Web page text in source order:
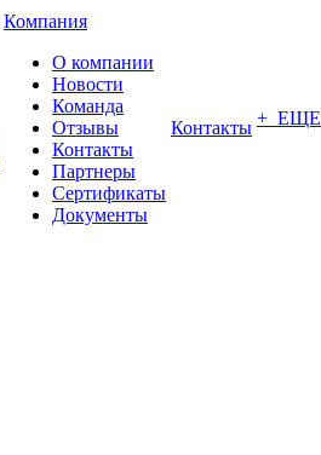
Компания
О компании
Новости
Команда
Отзывы
Контакты
Партнеры
Сертификаты
Документы
Контакты + ЕЩЕ